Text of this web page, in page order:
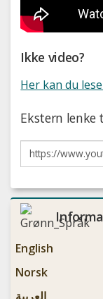
Ikke video?
Her kan du
Ekstern lenke
English
Norsk